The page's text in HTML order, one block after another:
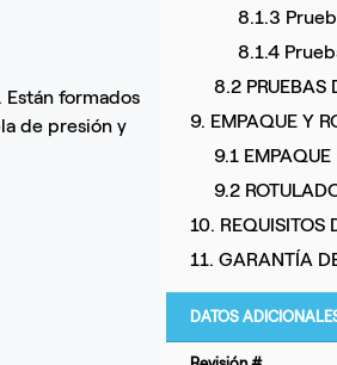
formados
de presión y
8.1.3
8.1.4
8.2 PRUEBAS
9. EMPAQUE Y
9.1 EMPAQUE
9.2
10. REQUISITOS
11. GARANTÍA
DATOS